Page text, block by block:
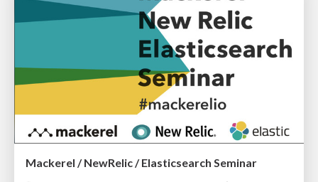
Mackerel / NewRelic / Elasticsearch Seminar